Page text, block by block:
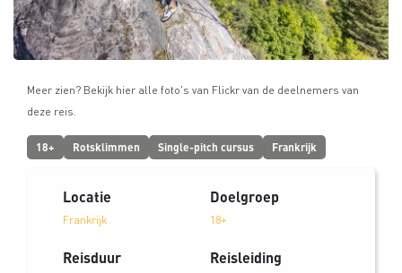
Meer zien? Bekijk hier alle foto's van Flickr van de deelnemers van
deze reis.
18+ Rotsklimmen Single-pitch cursus Frankrijk
Locatie
Frankrijk
Doelgroep
18+
Reisduur Reisleiding